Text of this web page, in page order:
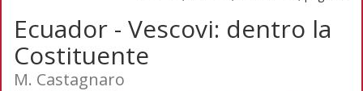
Ecuador - Vescovi: dentro la
Costituente
M. Castagnaro